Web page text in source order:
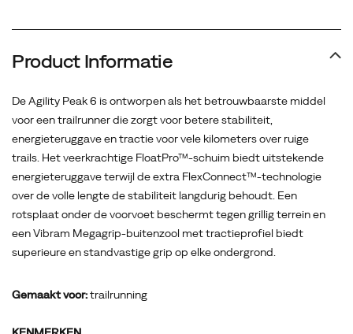
ondergrond.
Product Informatie
De Agility Peak 6 is ontworpen als het betrouwbaarste middel
voor een trailrunner die zorgt voor betere stabiliteit,
energieteruggave en tractie voor vele kilometers over ruige
trails. Het veerkrachtige FloatPro™-schuim biedt uitstekende
energieteruggave terwijl de extra FlexConnect™-technologie
over de volle lengte de stabiliteit langdurig behoudt. Een
rotsplaat onder de voorvoet beschermt tegen grillig terrein en
een Vibram Megagrip-buitenzool met tractieprofiel biedt
superieure en standvastige grip op elke ondergrond.
Gemaakt voor:trailrunning